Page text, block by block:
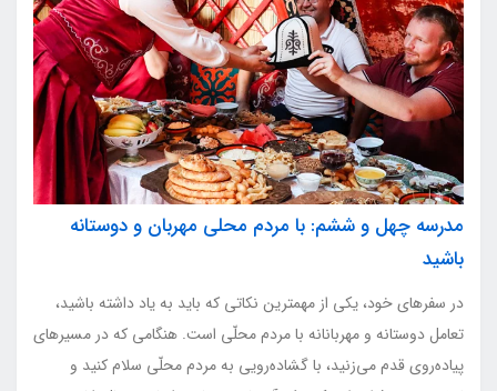
مدرسه چهل و ششم: با مردم محلی مهربان و دوستانه
باشید
در سفرهای خود، یکی از مهمترین نکاتی که باید به یاد داشته باشید،
تعامل دوستانه و مهربانانه با مردم محلّی است. هنگامی که در مسیرهای
پیاده‌روی قدم می‌زنید، با گشاده‌رویی به مردم محلّی سلام کنید و